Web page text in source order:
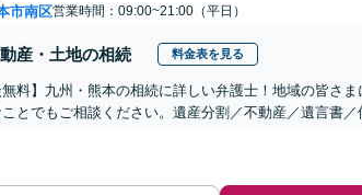
市南区営業時間：09:00~21:00（平日）
産・土地の相続 料金表を見る
無料】九州・熊本の相続に詳しい弁護士！地域の皆さ
とでもご相談ください。遺産分割／不動産／遺言書